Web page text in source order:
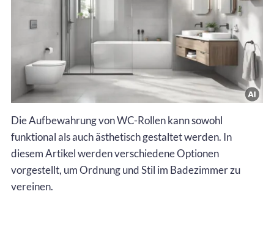
Die Aufbewahrung von WC-Rollen kann sowohl
funktional als auch ästhetisch gestaltet werden. In
diesem Artikel werden verschiedene Optionen
vorgestellt, um Ordnung und Stil im Badezimmer zu
vereinen.